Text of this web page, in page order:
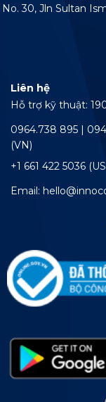
No. 30, Jln Sultan
Liên hệ
Hỗ trợ kỹ thuật:
0964.738 895 |
(VN)
+1 661 422 5036
Email: